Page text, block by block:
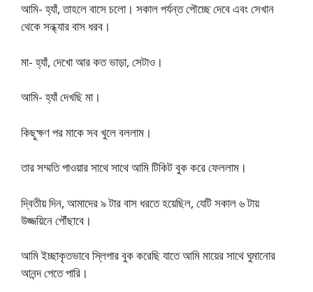
আমি- হ্যাঁ, তাহলে বাসে চলো। সকাল পর্যন্ত পৌচ্ছে দেবে এবং সেখান
থেকে সন্ধ্যার বাস ধরব।
মা- হ্যাঁ, দেখো আর কত ভাড়া, সেটাও।
আমি- হ্যাঁ দেখছি মা।
কিছুক্ষণ পর মাকে সব খুলে বললাম।
তার সম্মতি পাওয়ার সাথে সাথে আমি টিকিট বুক করে ফেললাম।
দ্বিতীয় দিন, আমাদের ৯ টার বাস ধরতে হয়েছিল, যেটি সকাল ৬ টায়
উজ্জয়িনে পৌঁছাবে।
আমি ইচ্ছাকৃতভাবে স্লিপার বুক করেছি যাতে আমি মায়ের সাথে ঘুমানোর
আনন্দ পেতে পারি।